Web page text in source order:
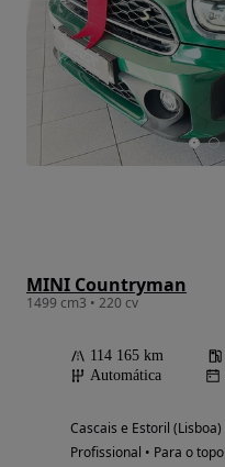
MINI Countryman
1499 cm3 • 220 cv
114 165 km
Automática
Cascais e Estoril (Lisboa)
Profissional • Para o topo